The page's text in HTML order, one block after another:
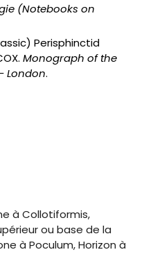
(Notebooks on
Perisphinctid
Monograph of the
London.
à Collotiformis,
ou base de la
à Poculum, Horizon à